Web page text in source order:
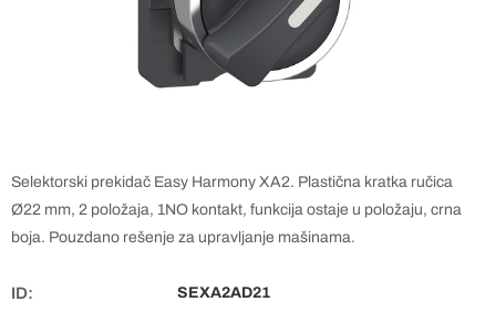
Selektorski prekidač Easy Harmony XA2. Plastična kratka ručica
Ø22 mm, 2 položaja, 1NO kontakt, funkcija ostaje u položaju, crna
boja. Pouzdano rešenje za upravljanje mašinama.
ID:
SEXA2AD21